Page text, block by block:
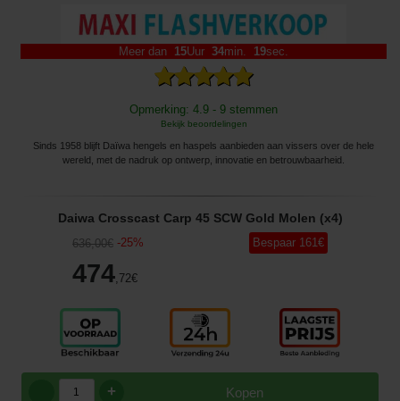
Meer dan 15Uur 34min. 18sec.
Opmerking: 4.9 - 9 stemmen
Bekijk beoordelingen
Sinds 1958 blijft Daïwa hengels en haspels aanbieden aan vissers over de hele
wereld, met de nadruk op ontwerp, innovatie en betrouwbaarheid.
Daiwa Crosscast Carp 45 SCW Gold Molen (x4)
636,00€ -25%
474,72€
Bespaar 161€
Kopen
+